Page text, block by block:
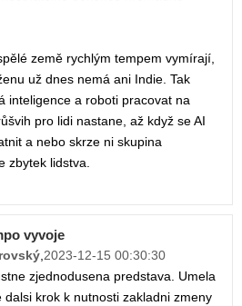
země rychlým tempem vymírají,
už dnes nemá ani Indie. Tak
inteligence a roboti pracovat na
pro lidi nastane, až když se AI
a nebo skrze ni skupina
zbytek lidstva.
vyvoje
2023-12-15 00:30:30
zjednodusena predstava. Umela
dalsi krok k nutnosti zakladni zmeny